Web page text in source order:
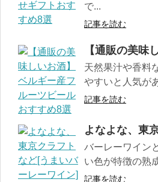
で...
記事を読む
【通販の美味
天然果汁や香料
やすいと人気が
記事を読む
よなよな、東
バーレーワイン
い色が特徴の熟
記事を読む